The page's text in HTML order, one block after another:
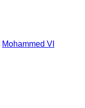
Mohammed VI